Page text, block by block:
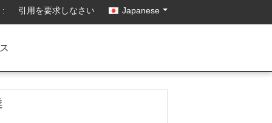
: 引用を要求しなさい Japanese